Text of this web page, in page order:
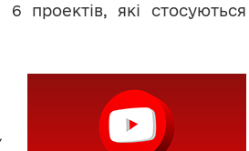
проектів, які стосуються